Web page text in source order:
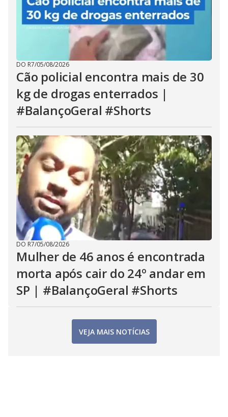
DO R7/05/08/2026
Cão policial encontra mais de 30
kg de drogas enterrados |
#BalançoGeral #Shorts
DO R7/05/08/2026
Mulher de 46 anos é encontrada
morta após cair do 24º andar em
SP | #BalançoGeral #Shorts
VEJA MAIS NOTÍCIAS